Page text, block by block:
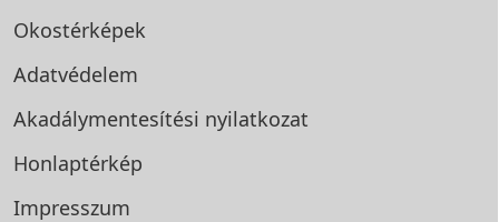
Okostérképek
Adatvédelem
Akadálymentesítési nyilatkozat
Honlaptérkép
Impresszum